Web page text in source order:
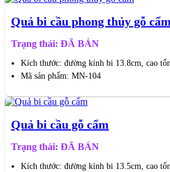
Quả bi cầu phong thủy gỗ cẩm
Trạng thái: ĐÃ BÁN
Kích thước: đường kính bi 13.8cm, cao
Mã sản phẩm: MN-104
Quả bi cầu gỗ cẩm
Trạng thái: ĐÃ BÁN
Kích thước: đường kính bi 13.5cm, cao